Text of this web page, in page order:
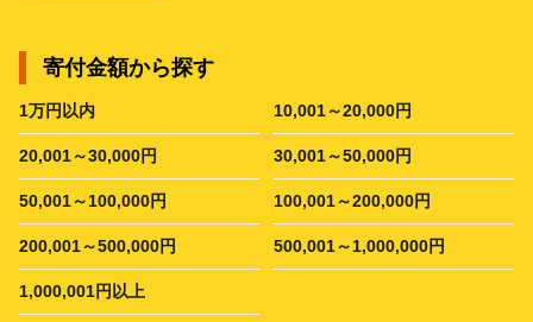
寄付金額から探す
1万円以内 10,001～20,000円
20,001～30,000円 30,001～50,000円
50,001～100,000円 100,001～200,000円
200,001～500,000円 500,001～1,000,000円
1,000,001円以上